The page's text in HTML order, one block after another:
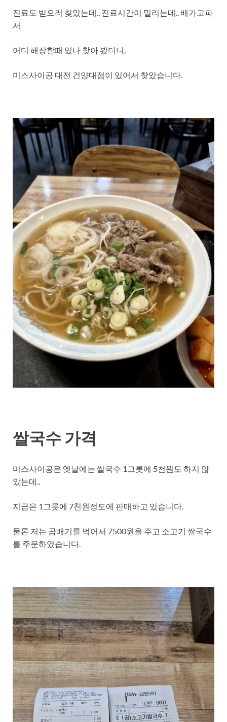
진료도 받으러 찾았는데.. 진료시간이 밀리는데.. 배가고파
서
어디 해장할때 있나 찾아 봤더니,
미스사이공 대전 건양대점이 있어서 찾았습니다.
쌀국수 가격
미스사이공은 옛날에는 쌀국수 1그릇에 5천원도 하지 않
았는데..
지금은 1그릇에 7천원정도에 판매하고 있습니다.
물론 저는 곱배기를 먹어서 7500원을 주고 소고기 쌀국수
를 주문하였습니다.